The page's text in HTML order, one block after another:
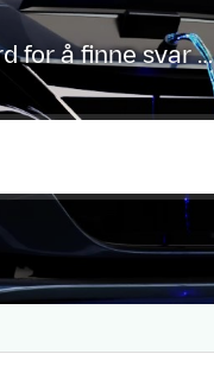
for å finne svar …